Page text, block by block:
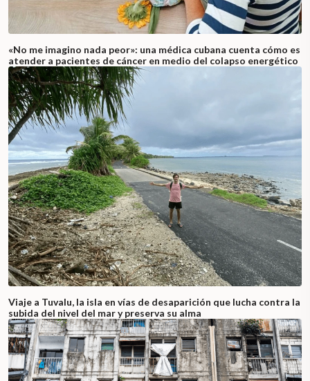
«No me imagino nada peor»: una médica cubana cuenta cómo es
atender a pacientes de cáncer en medio del colapso energético
Viaje a Tuvalu, la isla en vías de desaparición que lucha contra la
subida del nivel del mar y preserva su alma